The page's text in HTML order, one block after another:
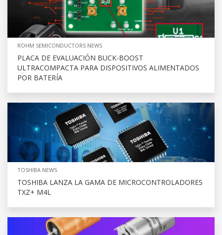
ROHM SEMICONDUCTORS NEWS
PLACA DE EVALUACIÓN BUCK-BOOST
ULTRACOMPACTA PARA DISPOSITIVOS ALIMENTADOS
POR BATERÍA
TOSHIBA NEWS
TOSHIBA LANZA LA GAMA DE MICROCONTROLADORES
TXZ+ M4L